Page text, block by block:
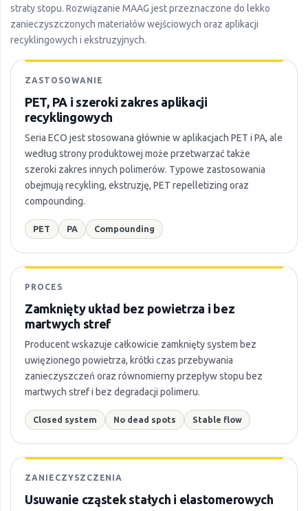
straty stopu. Rozwiązanie MAAG jest przeznaczone do lekko
zanieczyszczonych materiałów wejściowych oraz aplikacji
recyklingowych i ekstruzyjnych.
ZASTOSOWANIE
PET, PA i szeroki zakres aplikacji
recyklingowych
Seria ECO jest stosowana głównie w aplikacjach PET i PA, ale
według strony produktowej może przetwarzać także
szeroki zakres innych polimerów. Typowe zastosowania
obejmują recykling, ekstruzję, PET repelletizing oraz
compounding.
PET PA Compounding
PROCES
Zamknięty układ bez powietrza i bez
martwych stref
Producent wskazuje całkowicie zamknięty system bez
uwięzionego powietrza, krótki czas przebywania
zanieczyszczeń oraz równomierny przepływ stopu bez
martwych stref i bez degradacji polimeru.
Closed system No dead spots Stable flow
ZANIECZYSZCZENIA
Usuwanie cząstek stałych i elastomerowych